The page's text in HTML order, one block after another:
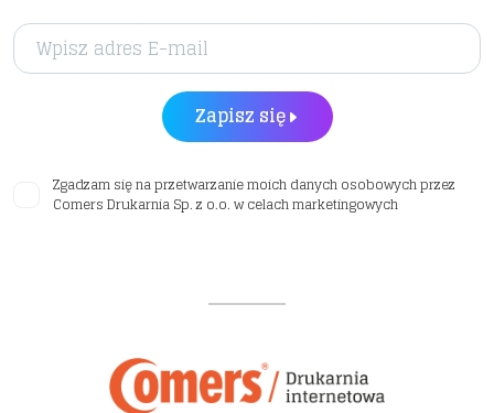
Zapisz się
Zgadzam się na przetwarzanie moich danych osobowych przez
Comers Drukarnia Sp. z o.o. w celach marketingowych